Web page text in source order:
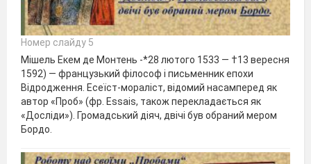
Номер слайду 5
Мішель Екем де Монтень -*28 лютого 1533 — †13 вересня
1592) — французький філософ і письменник епохи
Відродження. Есеїст-мораліст, відомий насамперед як
автор «Проб» (фр. Essais, також перекладається як
«Досліди»). Громадський діяч, двічі був обраний мером
Бордо.